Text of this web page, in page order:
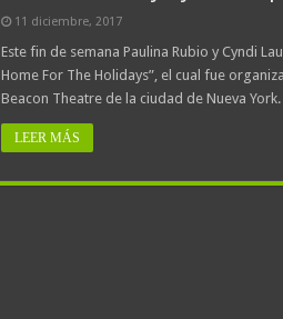
11 diciembre, 2017
Este fin de semana Paulina Rubio y Cyndi
Home For The Holidays”, el cual fue
Beacon Theatre de la ciudad de Nueva
LEER MÁS